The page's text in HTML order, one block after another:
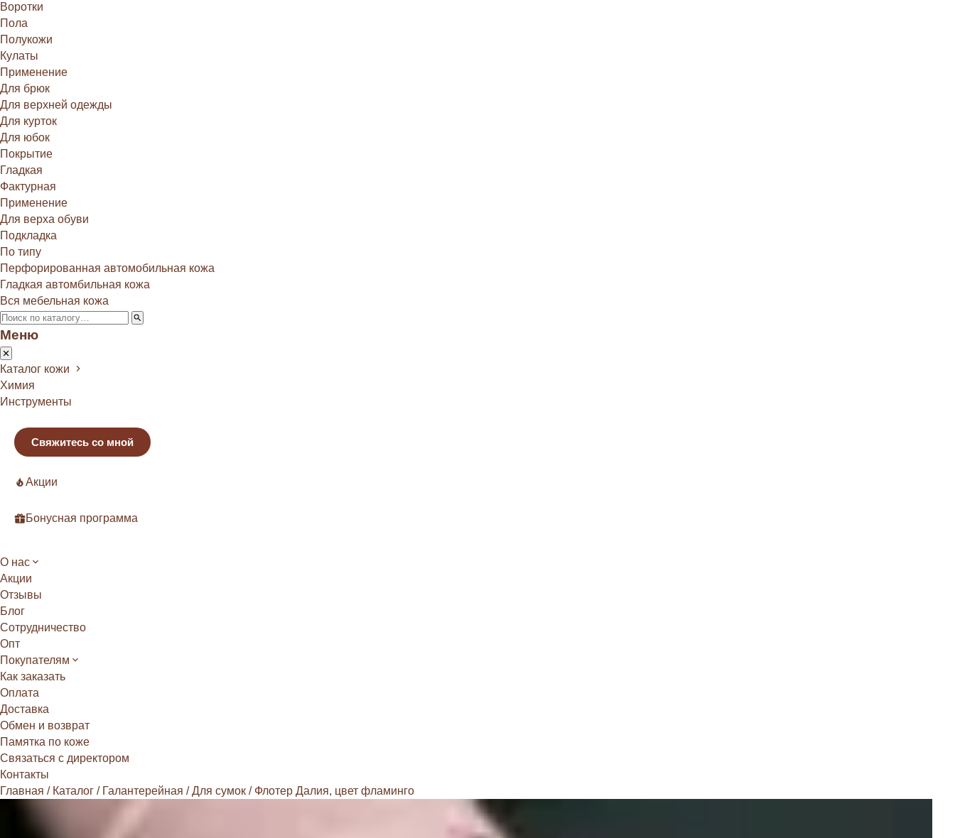
Воротки
Пола
Полукожи
Кулаты
Применение
Для брюк
Для верхней одежды
Для курток
Для юбок
Покрытие
Гладкая
Фактурная
Применение
Для верха обуви
Подкладка
По типу
Перфорированная автомобильная кожа
Гладкая автомбильная кожа
Вся мебельная кожа
Меню
Каталог кожи
Химия
Инструменты
Свяжитесь со мной
Акции
Бонусная программа
О нас
Акции
Отзывы
Блог
Сотрудничество
Опт
Покупателям
Как заказать
Оплата
Доставка
Обмен и возврат
Памятка по коже
Связаться с директором
Контакты
Главная / Каталог / Галантерейная /Для сумок / Флотер Далия, цвет фламинго